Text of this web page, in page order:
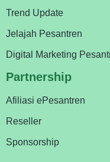
Trend Update
Jelajah Pesantren
Digital Marketing
Partnership
Afiliasi ePesantren
Reseller
Sponsorship